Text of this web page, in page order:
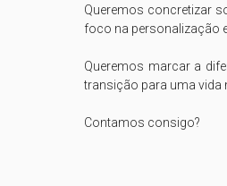
Queremos concretizar
foco na personalização
Queremos marcar a
transição para uma vida
Contamos consigo?